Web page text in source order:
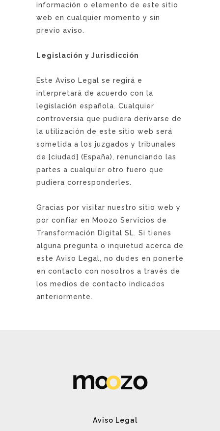
información o elemento de este sitio
web en cualquier momento y sin
previo aviso.
Legislación y Jurisdicción
Este Aviso Legal se regirá e
interpretará de acuerdo con la
legislación española. Cualquier
controversia que pudiera derivarse de
la utilización de este sitio web será
sometida a los juzgados y tribunales
de [ciudad] (España), renunciando las
partes a cualquier otro fuero que
pudiera corresponderles.
Gracias por visitar nuestro sitio web y
por confiar en Moozo Servicios de
Transformación Digital SL. Si tienes
alguna pregunta o inquietud acerca de
este Aviso Legal, no dudes en ponerte
en contacto con nosotros a través de
los medios de contacto indicados
anteriormente.
Aviso Legal